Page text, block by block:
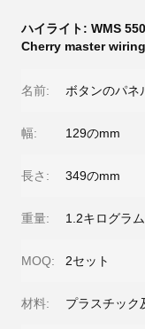
ハイライト: WMS
Cherry master
名前: ボタンのパネ
幅: 129のmm
長さ: 349のmm
重量: 1.2キログラム
MOQ: 2セット
材料: プラスチック